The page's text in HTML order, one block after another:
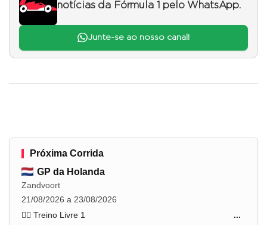
notícias da Fórmula 1 pelo WhatsApp.
Junte-se ao nosso canal!
Próxima Corrida
GP da Holanda
Zandvoort
21/08/2026 a 23/08/2026
🏋️‍♂️ Treino Livre 1
...